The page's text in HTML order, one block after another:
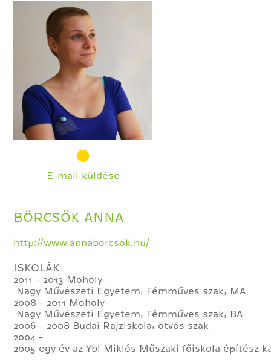
E-mail küldése
BÖRCSÖK ANNA
http://www.annaborcsok.hu/
ISKOLÁK
2011 - 2013 Moholy­
Nagy Művészeti Egyetem, Fémműves szak, MA
2008­ - 2011 Moholy­
Nagy Művészeti Egyetem, Fémműves szak, BA
2006­ - 2008 Budai Rajziskola, ötvös szak
2004­ -
2005 egy év az Ybl Miklós Műszaki főiskola építész